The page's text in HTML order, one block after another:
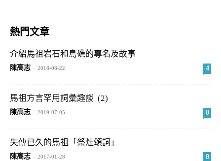
熱門文章
介紹馬祖岩石和島礁的專名及故事
陳高志 - 2018-08-22 4
馬祖方言罕用詞彙趣談 (2)
陳高志 - 2019-07-05 0
失傳已久的馬祖「祭灶頌詞」
陳高志 - 2017-01-28 0